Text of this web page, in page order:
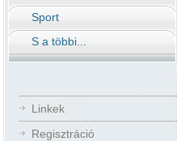
Sport
S a többi...
Linkek
Regisztráció